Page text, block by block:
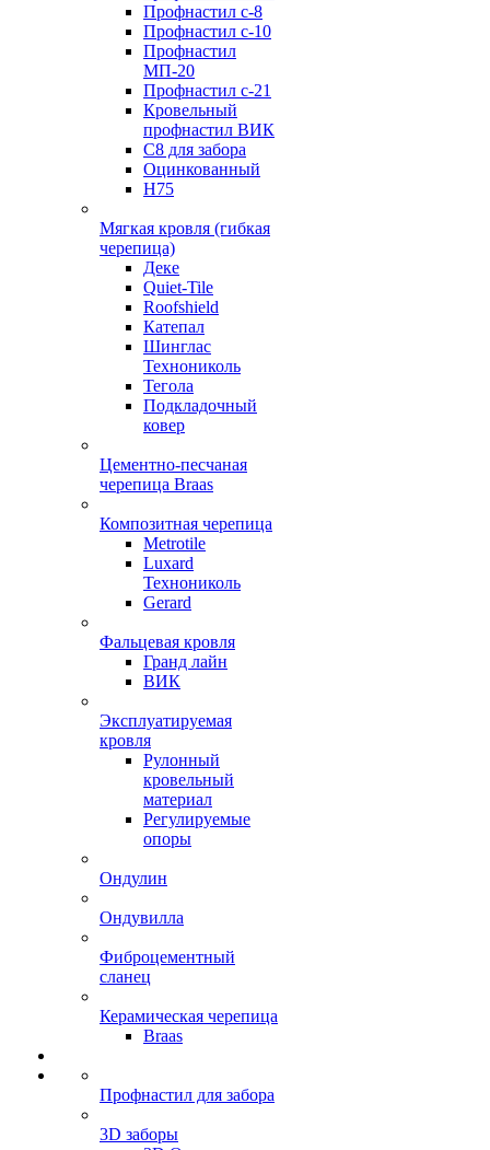
Профнастил с-8
Профнастил с-10
Профнастил
МП-20
Профнастил с-21
Кровельный
профнастил ВИК
С8 для забора
Оцинкованный
Н75
Мягкая кровля (гибкая
черепица)
Деке
Quiet-Tile
Roofshield
Катепал
Шинглас
Технониколь
Тегола
Подкладочный
ковер
Цементно-песчаная
черепица Braas
Композитная черепица
Metrotile
Luxard
Технониколь
Gerard
Фальцевая кровля
Гранд лайн
ВИК
Эксплуатируемая
кровля
Рулонный
кровельный
материал
Регулируемые
опоры
Ондулин
Ондувилла
Фиброцементный
сланец
Керамическая черепица
Braas
Профнастил для забора
3D заборы